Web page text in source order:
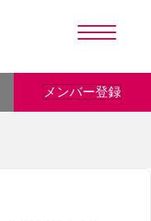
メンバー登録